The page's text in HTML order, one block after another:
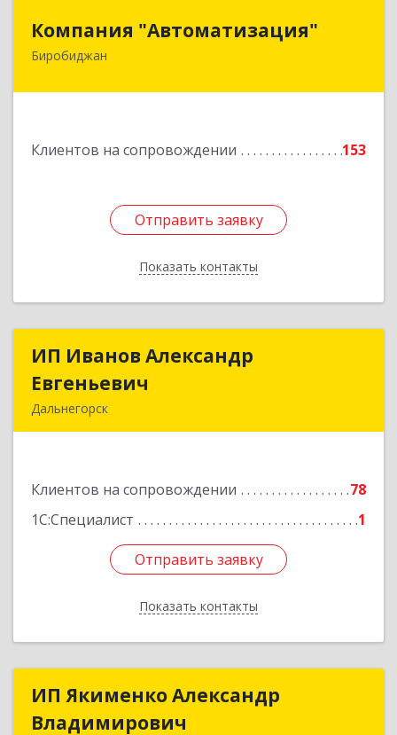
Компания "Автоматизация"
Биробиджан
Клиентов на сопровождении 153
Отправить заявку
Показать контакты
679016, Еврейская Аобл, Биробиджан г,
Отправить заявку
Назад
ИП Иванов Александр
Евгеньевич
Дальнегорск
Клиентов на сопровождении
78
1С:Специалист
1
Отправить заявку
Показать контакты
ИП Иванов Александр
Подробнее
Отправить заявку
Назад
ИП Якименко Александр
Владимирович
ИП Якименко Александр